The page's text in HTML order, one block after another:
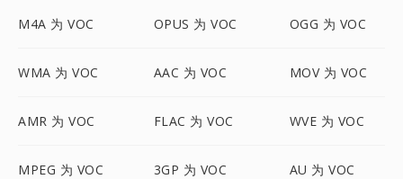
M4A 为 VOC OPUS 为 VOC OGG 为 VOC
WMA 为 VOC AAC 为 VOC MOV 为 VOC
AMR 为 VOC FLAC 为 VOC WVE 为 VOC
MPEG 为 VOC 3GP 为 VOC AU 为 VOC